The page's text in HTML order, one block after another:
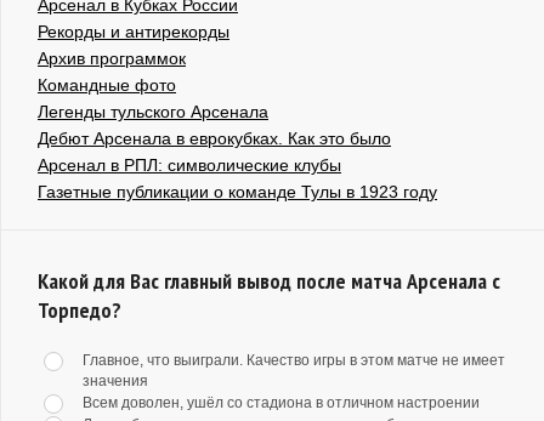
Арсенал в Кубках России
Рекорды и антирекорды
Архив программок
Командные фото
Легенды тульского Арсенала
Дебют Арсенала в еврокубках. Как это было
Арсенал в РПЛ: символические клубы
Газетные публикации о команде Тулы в 1923 году
Какой для Вас главный вывод после матча Арсенала с
Торпедо?
Главное, что выиграли. Качество игры в этом матче не имеет
значения
Всем доволен, ушёл со стадиона в отличном настроении